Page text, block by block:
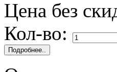
Цена без
Кол-во: